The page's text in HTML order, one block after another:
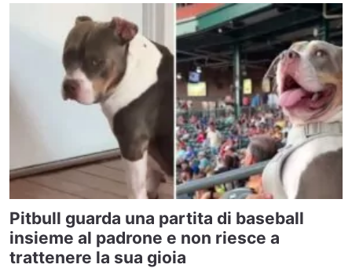
Pitbull guarda una partita di baseball
insieme al padrone e non riesce a
trattenere la sua gioia